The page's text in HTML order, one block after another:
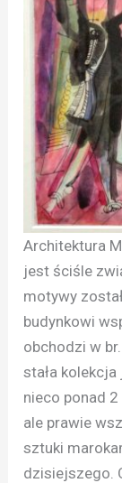
Architektura
jest ściśle
motywy
budynkowi
obchodzi w
stała
nieco ponad
ale prawie
sztuki
dzisiejszego.